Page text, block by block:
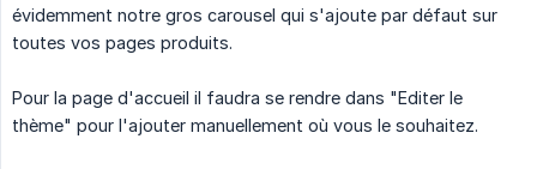
évidemment notre gros carousel qui s'ajoute par défaut sur
toutes vos pages produits.
Pour la page d'accueil il faudra se rendre dans "Editer le
thème" pour l'ajouter manuellement où vous le souhaitez.